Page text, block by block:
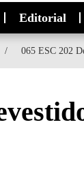
Editorial
/ 065 ESC 202